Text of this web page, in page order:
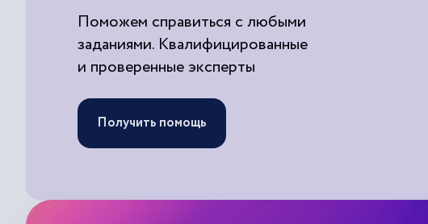
Поможем справиться с любыми
заданиями. Квалифицированные
и проверенные эксперты
Получить помощь